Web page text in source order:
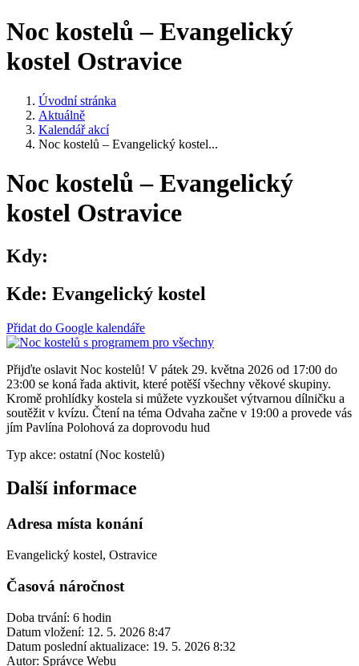
Noc kostelů – Evangelický
kostel Ostravice
Úvodní stránka
Aktuálně
Kalendář akcí
Noc kostelů – Evangelický kostel...
Noc kostelů – Evangelický
kostel Ostravice
Kdy:
Kde: Evangelický kostel
Přidat do Google kalendáře
Přijďte oslavit Noc kostelů! V pátek 29. května 2026 od 17:00 do
23:00 se koná řada aktivit, které potěší všechny věkové skupiny.
Kromě prohlídky kostela si můžete vyzkoušet výtvarnou dílničku a
soutěžit v kvízu. Čtení na téma Odvaha začne v 19:00 a provede vás
jím Pavlína Polohová za doprovodu hud
Typ akce: ostatní (Noc kostelů)
Další informace
Adresa místa konání
Evangelický kostel, Ostravice
Časová náročnost
Doba trvání: 6 hodin
Datum vložení: 12. 5. 2026 8:47
Datum poslední aktualizace: 19. 5. 2026 8:32
Autor: Správce Webu